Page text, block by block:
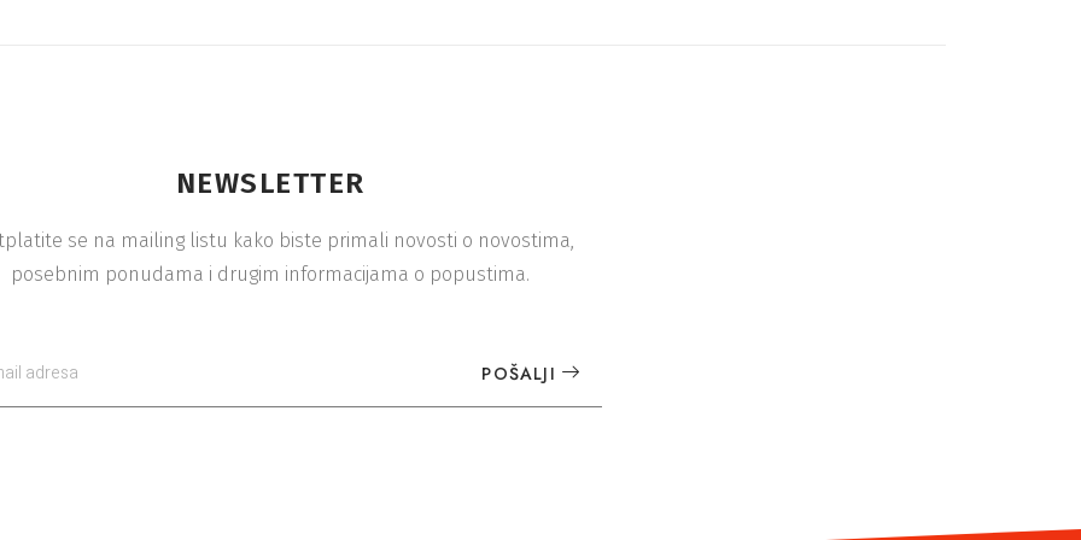
NEWSLETTER
se na mailing listu kako biste primali novosti o novostima,
posebnim ponudama i drugim informacijama o popustima.
POŠALJI